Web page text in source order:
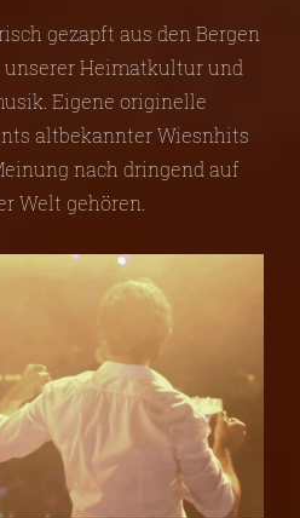
gezapft aus den Bergen
Heimatkultur und
Eigene originelle
altbekannter Wiesnhits
nach dringend auf
Welt gehören.